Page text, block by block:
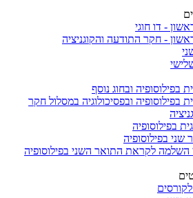
- דו חוגי
- חקר התודעה והקוגניציה
בפילוסופיה ובחוג נוסף
בפילוסופיה ובפסיכולוגיה במסלול חקר
בפילוסופיה
שני בפילוסופיה
השלמה לקראת התואר השני בפילוסופיה